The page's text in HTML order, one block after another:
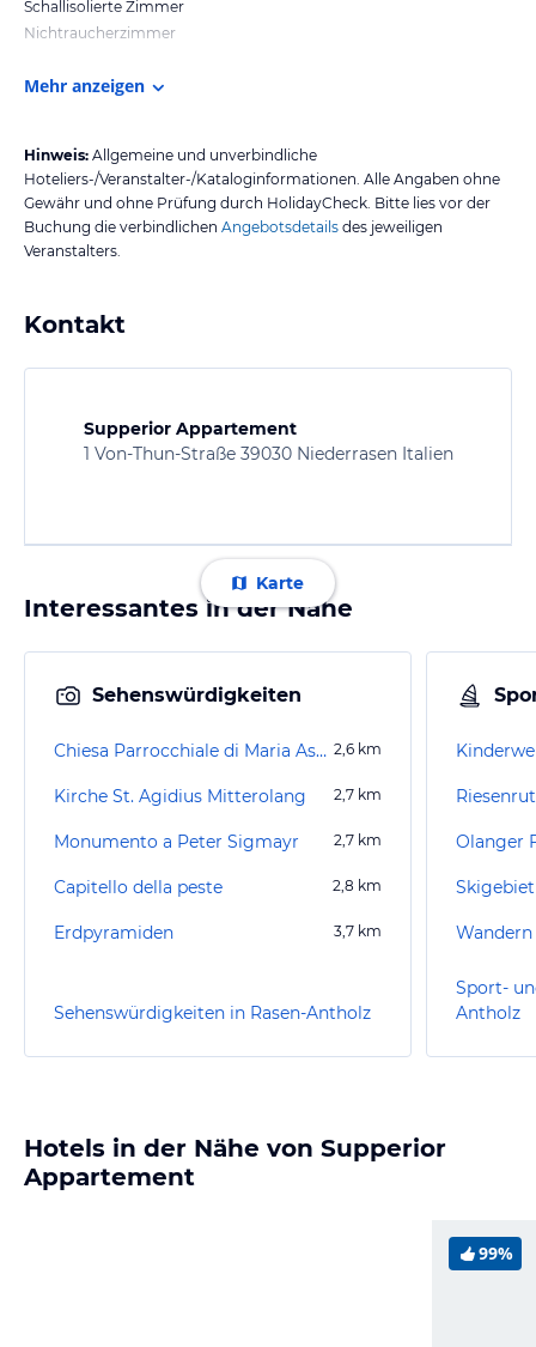
Schallisolierte Zimmer
Nichtraucherzimmer
Mehr anzeigen
Hinweis: Allgemeine und unverbindliche
Hoteliers-/Veranstalter-/Kataloginformationen. Alle Angaben ohne
Gewähr und ohne Prüfung durch HolidayCheck. Bitte lies vor der
Buchung die verbindlichen Angebotsdetails des jeweiligen
Veranstalters.
Kontakt
Supperior Appartement
1 Von-Thun-Straße 39030 Niederrasen Italien
Karte
Interessantes in der Nähe
Sehenswürdigkeiten
Chiesa Parrocchiale di Maria Assunta 2,6 km
Kirche St. Agidius Mitterolang 2,7 km
Monumento a Peter Sigmayr 2,7 km
Capitello della peste 2,8 km
Erdpyramiden 3,7 km
Sehenswürdigkeiten in Rasen-Antholz
Olanger
Sport-
Antholz
Hotels in der Nähe von Supperior
Appartement
99%